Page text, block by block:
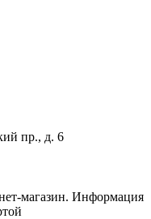
пр., д. 6
магазин. Информация